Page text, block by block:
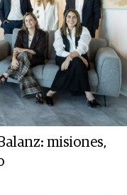
misiones,